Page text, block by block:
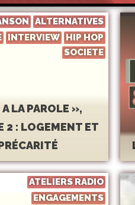
ALTERNATIVES
HIP HOP
INTERVIEW
SOCIETE
LA PAROLE »,
2 : LOGEMENT ET
ATELIERS RADIO
ENGAGEMENTS